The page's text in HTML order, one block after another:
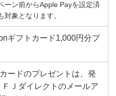
に用意して、
設定可能！
デビット、三菱ＵＦＪ-JCB
Payでチャージ」をご選択
ーン前からApple Payを設定済
対象となります。
ギフトカード1,000円分プ
ードのプレゼントは、発
Ｊダイレクトのメールア